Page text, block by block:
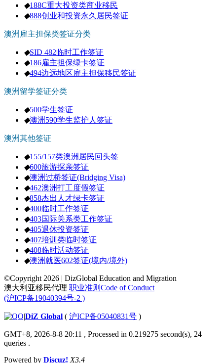
◆188C重大投资类商业移民
◆888创业和投资永久居民签证
澳洲雇主担保类签证分类
◆SID 482临时工作签证
◆186雇主担保绿卡签证
◆494边远地区雇主担保移民签证
澳洲留学签证分类
◆500学生签证
◆澳洲590学生监护人签证
澳洲其他签证
◆155/157类澳洲居民回头签
◆600旅游探亲签证
◆澳洲过桥签证(Bridging Visa)
◆462澳洲打工度假签证
◆858杰出人才绿卡签证
◆400临时工作签证
◆403国际关系类工作签证
◆405退休投资签证
◆407培训类临时签证
◆408临时活动签证
◆澳洲就医602签证(境内/境外)
©Copyright 2026 | DizGlobal Education and Migration
澳大利亚移民代理 职业准则Code of Conduct
(沪ICP备19040394号-2 )
|DiZ Global ( 沪ICP备05040831号 )
GMT+8, 2026-8-8 20:11 , Processed in 0.219275 second(s), 24
queries .
Powered by Discuz! X3.4